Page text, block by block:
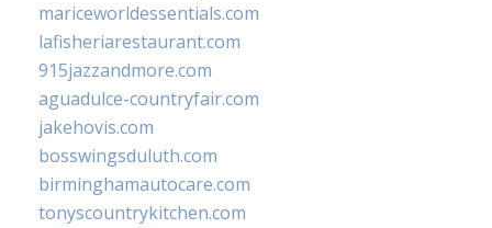
mariceworldessentials.com
lafisheriarestaurant.com
915jazzandmore.com
aguadulce-countryfair.com
jakehovis.com
bosswingsduluth.com
birminghamautocare.com
tonyscountrykitchen.com